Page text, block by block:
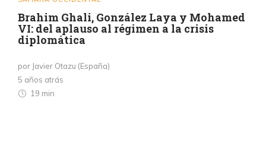
Brahim Ghali, González Laya y Mohamed
VI: del aplauso al régimen a la crisis
diplomática
por Javier Otazu (España)
5 años atrás
19 min